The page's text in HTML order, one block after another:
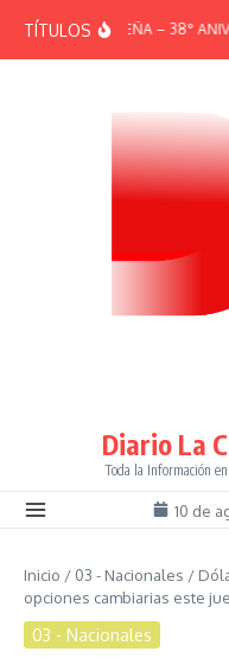
TÍTULOS¡GRAN PEÑA – 38°
Diario La
Toda la Información
10 de
Inicio / 03 - Nacionales /
opciones cambiarias este
03 - Nacionales